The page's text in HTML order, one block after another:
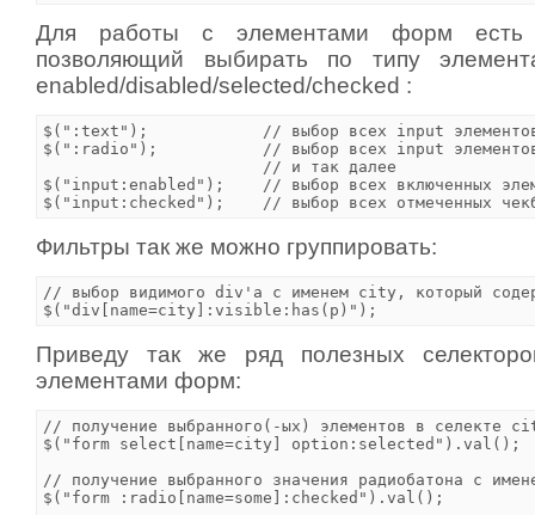
Для работы с элементами форм есть
позволяющий выбирать по типу
enabled/disabled/selected/checked :
$(":text");            // выбор всех input элементов
$(":radio");           // выбор всех input элементов
                       // и так далее
$("input:enabled");    // выбор всех включенных
Фильтры так же можно группировать:
// выбор видимого div'a с именем city, который
Приведу так же ряд полезных
элементами форм:
// получение выбранного(-ых) элементов в селекте
$("form select[name=city] option:selected").val();
// получение выбранного значения радиобатона с
$("form :radio[name=some]:checked").val();